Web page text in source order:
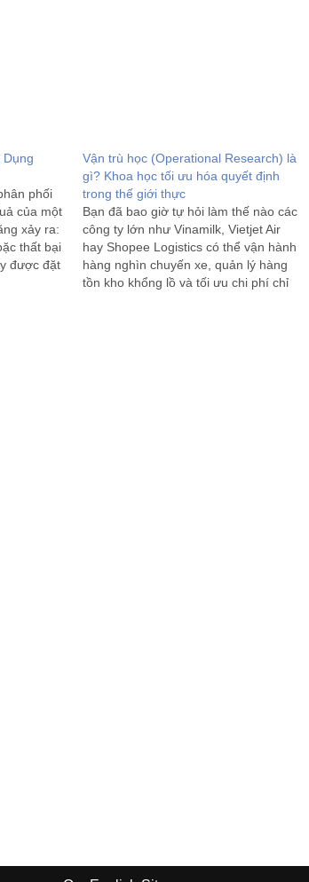
Dụng
phối
của một
xảy ra:
thất bại
được đặt
Vận trù học (Operational Research) là
gì? Khoa học tối ưu hóa quyết định
trong thế giới thực
Bạn đã bao giờ tự hỏi làm thế nào các
công ty lớn như Vinamilk, Vietjet Air
hay Shopee Logistics có thể vận hành
hàng nghìn chuyến xe, quản lý hàng
tồn kho khổng lồ và tối ưu chi phí chỉ